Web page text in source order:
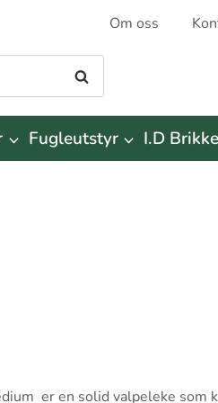
Om oss
Søk
Fugleutstyr I.D
er en solid valpeleke som